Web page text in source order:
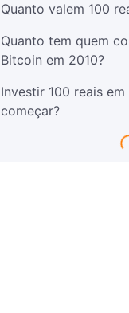
Quanto valem 100
Quanto tem quem
Bitcoin em 2010?
Investir 100 reais
começar?